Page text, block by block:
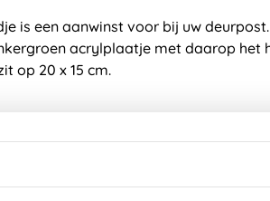
is een aanwinst voor bij uw
acrylplaatje met daarop het
op 20 x 15 cm.